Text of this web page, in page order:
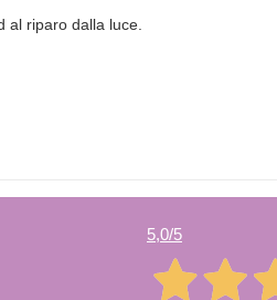
al riparo dalla luce.
5,0/5